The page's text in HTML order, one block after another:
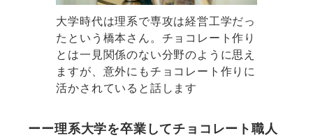
大学時代は理系で専攻は経営工学だっ
たという橋本さん。チョコレート作り
とは一見関係のない分野のように思え
ますが、意外にもチョコレート作りに
活かされていると話します
ーー理系大学を卒業してチョコレート職人